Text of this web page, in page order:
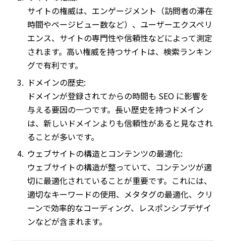
サイトの権威は、エンゲージメント（訪問者の滞在
時間やページビュー数など）、ユーザーエクスペリ
エンス、サイトの専門性や信頼性などによって測定
されます。高い権威を持つサイトは、検索ランキン
グで有利です。
ドメインの歴史:
ドメインが登録されてからの時間も SEO に影響を
与える要因の一つです。長い歴史を持つドメイン
は、新しいドメインよりも信頼性があると見なされ
ることが多いです。
ウェブサイトの構造とコンテンツの最適化:
ウェブサイトの構造が整っていて、コンテンツが適
切に最適化されていることが重要です。これには、
適切なキーワードの使用、メタタグの最適化、クリ
ーンで効率的なコーディング、レスポンシブデザイ
ンなどが含まれます。